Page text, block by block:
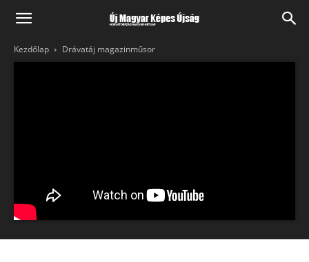
Kezdőlap Drávatáj magazinműsor